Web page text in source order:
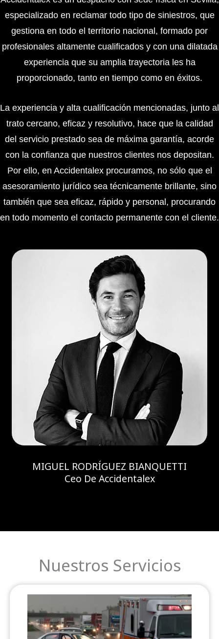
especializado en reclamar todo tipo de siniestros, que
gestiona en todo el territorio nacional, formado por
profesionales altamente cualificados y con una dilatada
experiencia que su amplia trayectoria les ha
proporcionado, tanto en tiempo como en éxitos.
La experiencia y alta cualificación mencionadas, junto al
trato cercano, eficaz y resolutivo, hace que la calidad
del servicio prestado sea de máxima garantía, acorde
con la confianza que nuestros clientes nos depositan.
Por ello, en Accidentalex procuramos, no sólo que el
asesoramiento jurídico sea técnicamente brillante, sino
también que sea eficaz, rápido y personal, procurando
en todo momento el contacto permanente con el cliente.
MIGUEL RODRÍGUEZ BIANQUETTI
Ceo De Accidentalex
Nuestros Servicios